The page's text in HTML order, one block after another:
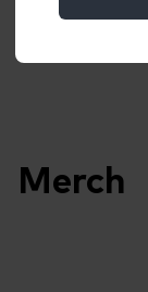
Granola
Merch